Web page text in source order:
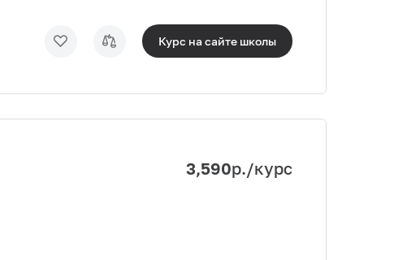
Курс на сайте школы
3,590р./курс